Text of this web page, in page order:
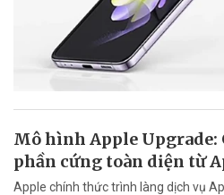
Mô hình Apple Upgrade:
phần cứng toàn diện từ
Apple chính thức trình làng dịch vụ